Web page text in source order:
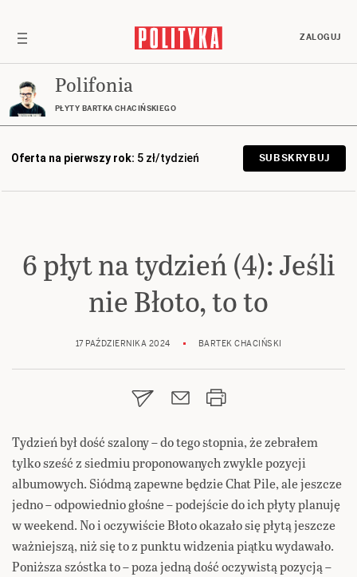
ZALOGUJ
Polifonia
PŁYTY BARTKA CHACIŃSKIEGO
Oferta na pierwszy rok: 5 zł/tydzień SUBSKRYBUJ
6 płyt na tydzień (4): Jeśli
nie Błoto, to to
17 PAŹDZIERNIKA 2024 BARTEK CHACIŃSKI
Tydzień był dość szalony – do tego stopnia, że zebrałem
tylko sześć z siedmiu proponowanych zwykle pozycji
albumowych. Siódmą zapewne będzie Chat Pile, ale jeszcze
jedno – odpowiednio głośne – podejście do ich płyty planuję
w weekend. No i oczywiście Błoto okazało się płytą jeszcze
ważniejszą, niż się to z punktu widzenia piątku wydawało.
Poniższa szóstka to – poza jedną dość oczywistą pozycją –